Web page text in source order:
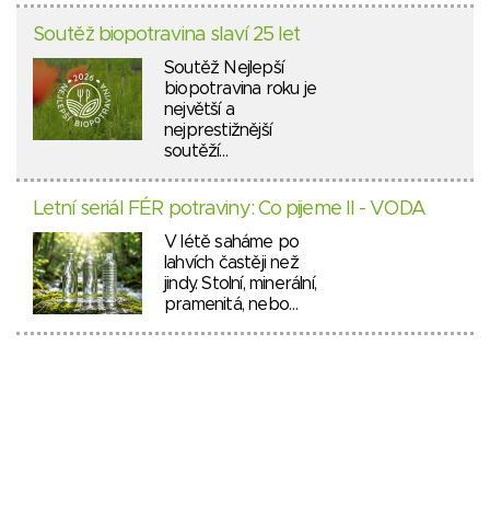
Soutěž biopotravina slaví 25 let
Soutěž Nejlepší
biopotravina roku je
největší a
nejprestižnější
soutěží…
Letní seriál FÉR potraviny: Co pijeme II - VODA
V létě saháme po
lahvích častěji než
jindy. Stolní, minerální,
pramenitá, nebo…